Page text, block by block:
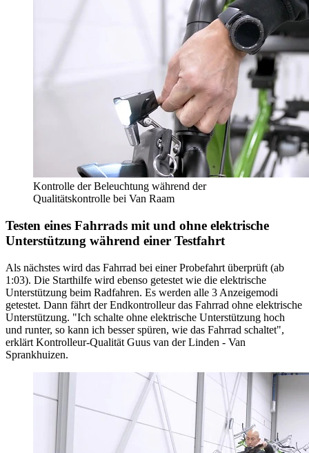
Kontrolle der Beleuchtung während der
Qualitätskontrolle bei Van Raam
Testen eines Fahrrads mit und ohne elektrische
Unterstützung während einer Testfahrt
Als nächstes wird das Fahrrad bei einer Probefahrt überprüft (ab
1:03). Die Starthilfe wird ebenso getestet wie die elektrische
Unterstützung beim Radfahren. Es werden alle 3 Anzeigemodi
getestet. Dann fährt der Endkontrolleur das Fahrrad ohne elektrische
Unterstützung. "Ich schalte ohne elektrische Unterstützung hoch
und runter, so kann ich besser spüren, wie das Fahrrad schaltet",
erklärt Kontrolleur-Qualität Guus van der Linden - Van
Sprankhuizen.